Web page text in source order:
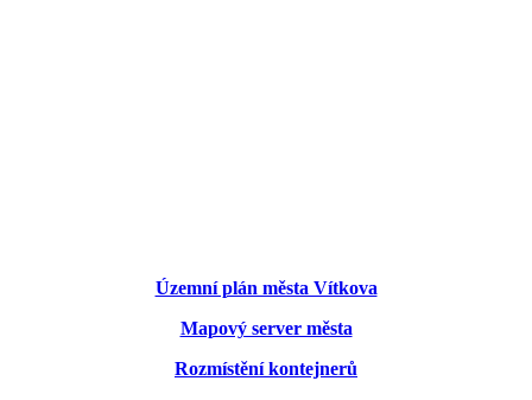
Územní plán města Vítkova
Mapový server města
Rozmístění kontejnerů